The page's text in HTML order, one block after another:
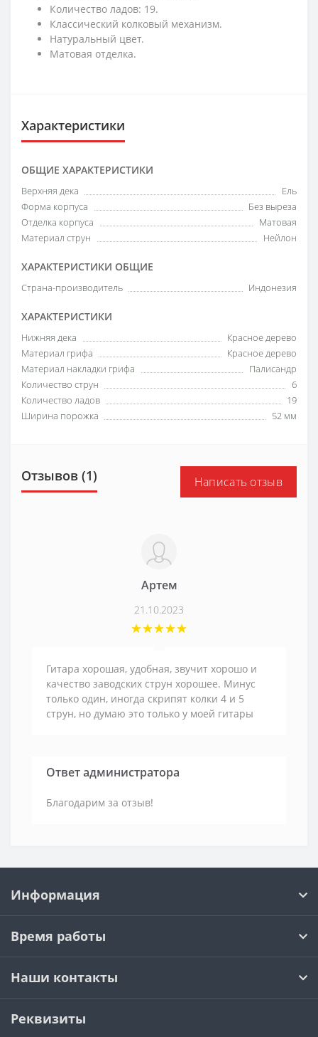
Количество ладов: 19.
Классический колковый механизм.
Натуральный цвет.
Матовая отделка.
Характеристики
ОБЩИЕ ХАРАКТЕРИСТИКИ
Верхняя дека
Ель
Форма корпуса
Без выреза
Отделка корпуса
Матовая
Материал струн
Нейлон
ХАРАКТЕРИСТИКИ ОБЩИЕ
Страна-производитель Индонезия
ХАРАКТЕРИСТИКИ
Нижняя дека
Красное дерево
Материал грифа
Красное дерево
Материал накладки грифа
Палисандр
Количество струн
6
Количество ладов
19
Ширина порожка
52 мм
Отзывов (1) Написать отзыв
Артем
21.10.2023
Гитара хорошая, удобная, звучит хорошо и
качество заводских струн хорошее. Минус
только один, иногда скрипят колки 4 и 5
струн, но думаю это только у моей гитары
Ответ администратора
Благодарим за отзыв!
Информация
Время работы
Наши контакты
Реквизиты